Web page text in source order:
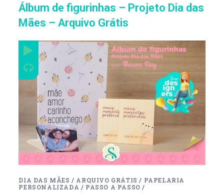
Álbum de figurinhas – Projeto Dia das
Mães – Arquivo Grátis
DIA DAS MÃES / ARQUIVO GRÁTIS / PAPELARIA
PERSONALIZADA / PASSO A PASSO /